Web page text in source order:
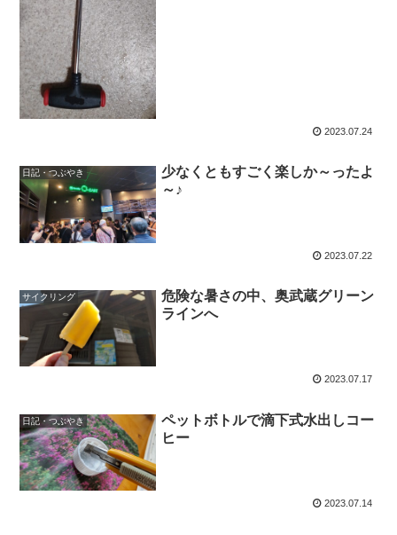
2023.07.24
日記・つぶやき
少なくともすごく楽しか～ったよ
～♪
2023.07.22
サイクリング
危険な暑さの中、奥武蔵グリーン
ラインへ
2023.07.17
日記・つぶやき
ペットボトルで滴下式水出しコー
ヒー
2023.07.14